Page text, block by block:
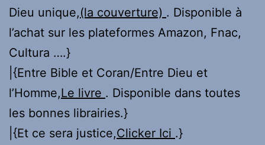
Dieu unique,(la couverture) . Disponible à
l’achat sur les plateformes Amazon, Fnac,
Cultura ….}
|{Entre Bible et Coran/Entre Dieu et
l’Homme,Le livre . Disponible dans toutes
les bonnes librairies.}
|{Et ce sera justice,Clicker Ici .}